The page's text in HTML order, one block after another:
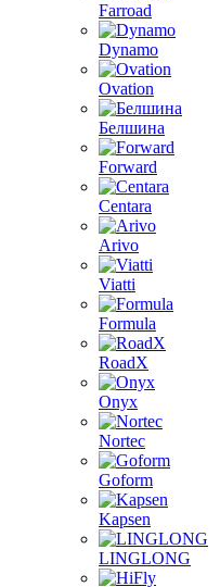
Farroad
Dynamo
Ovation
Белшина
Forward
Centara
Arivo
Viatti
Formula
RoadX
Onyx
Nortec
Goform
Kapsen
LINGLONG